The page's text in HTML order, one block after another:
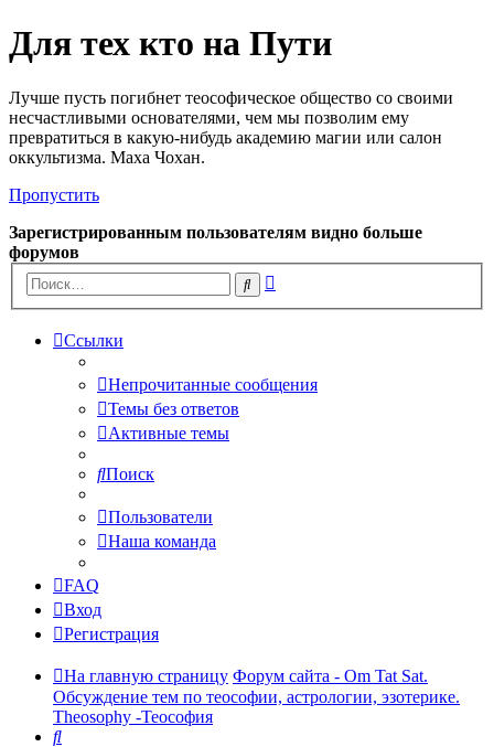
Для тех кто на Пути
Лучше пусть погибнет теософическое общество со своими
несчастливыми основателями, чем мы позволим ему
превратиться в какую-нибудь академию магии или салон
оккультизма. Маха Чохан.
Пропустить
Зарегистрированным пользователям видно больше
форумов
Поиск
Ссылки
Непрочитанные сообщения
Темы без ответов
Активные темы
Поиск
Пользователи
Наша команда
FAQ
Вход
Регистрация
На главную страницу Форум сайта - Om Tat Sat.
Обсуждение тем по теософии, астрологии, эзотерике.
Theosophy -Теософия
Поиск